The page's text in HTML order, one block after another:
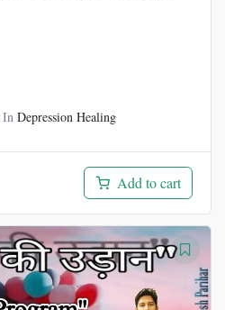
In Depression Healing
Add to cart